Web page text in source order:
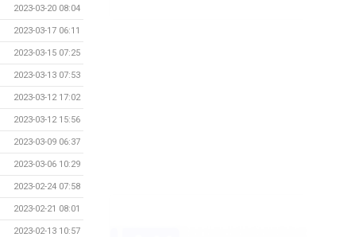
2023-03-20 08:04
2023-03-17 06:11
2023-03-15 07:25
2023-03-13 07:53
2023-03-12 17:02
2023-03-12 15:56
2023-03-09 06:37
2023-03-06 10:29
2023-02-24 07:58
2023-02-21 08:01
2023-02-13 10:57